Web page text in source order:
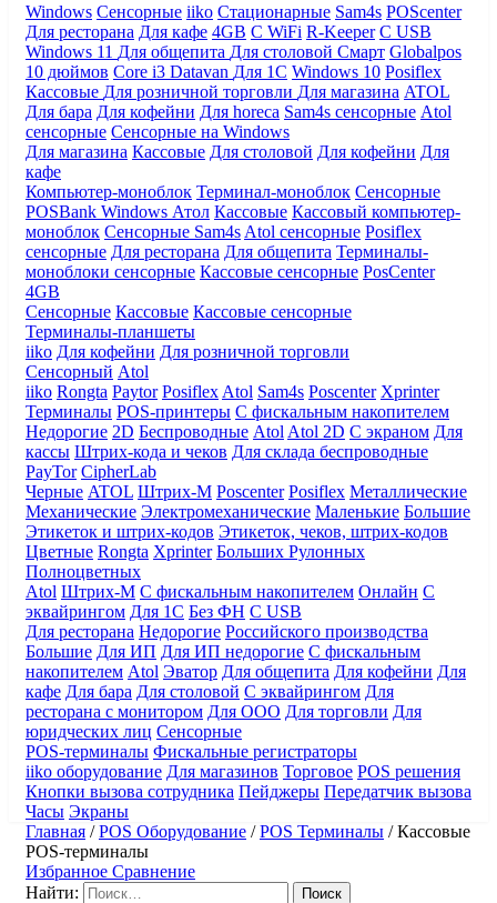
Windows Сенсорные iiko Стационарные Sam4s POScenter
Для ресторана Для кафе 4GB С WiFi R-Keeper С USB
Windows 11 Для общепита Для столовой Смарт Globalpos
10 дюймов Core i3 Datavan Для 1С Windows 10 Posiflex
Кассовые Для розничной торговли Для магазина ATOL
Для бара Для кофейни Для horeca Sam4s сенсорные Atol
сенсорные Сенсорные на Windows
Для магазина Кассовые Для столовой Для кофейни Для
кафе
Компьютер-моноблок Терминал-моноблок Сенсорные
POSBank Windows Атол Кассовые Кассовый компьютер-
моноблок Сенсорные Sam4s Atol сенсорные Posiflex
сенсорные Для ресторана Для общепита Терминалы-
моноблоки сенсорные Кассовые сенсорные PosCenter
4GB
Сенсорные Кассовые Кассовые сенсорные
Терминалы-планшеты
iiko Для кофейни Для розничной торговли
Сенсорный Atol
iiko Rongta Paytor Posiflex Atol Sam4s Poscenter Xprinter
Терминалы POS-принтеры С фискальным накопителем
Недорогие 2D Беспроводные Atol Atol 2D С экраном Для
кассы Штрих-кода и чеков Для склада беспроводные
PayTor CipherLab
Черные ATOL Штрих-М Poscenter Posiflex Металлические
Механические Электромеханические Маленькие Большие
Этикеток и штрих-кодов Этикеток, чеков, штрих-кодов
Цветные Rongta Xprinter Больших Рулонных
Полноцветных
Atol Штрих-М С фискальным накопителем Онлайн С
эквайрингом Для 1С Без ФН С USB
Для ресторана Недорогие Российского производства
Большие Для ИП Для ИП недорогие С фискальным
накопителем Atol Эватор Для общепита Для кофейни Для
кафе Для бара Для столовой С эквайрингом Для
ресторана с монитором Для ООО Для торговли Для
юридческих лиц Сенсорные
POS-терминалы Фискальные регистраторы
iiko оборудование Для магазинов Торговое POS решения
Кнопки вызова сотрудника Пейджеры Передатчик вызова
Часы Экраны
Главная /POS Оборудование /POS Терминалы /Кассовые
POS-терминалы
Избранное Сравнение
Найти: